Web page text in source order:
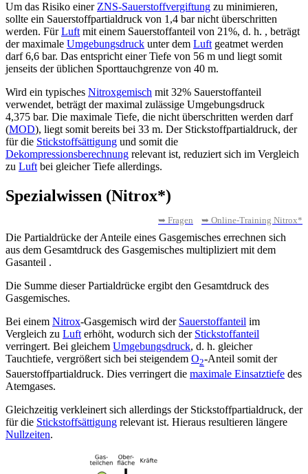
Um das Risiko einerZNS-Sauerstoffvergiftung zu minimieren,
sollte ein Sauerstoffpartialdruck von 1,4 bar nicht überschritten
werden. FürLuftmit einem Sauerstoffanteil von 21%, d. h. , beträgt
der maximale Umgebungsdruck unter dem Luftgeatmet werden
darf 6,6 bar. Das entspricht einer Tiefe von 56 m und liegt somit
jenseits der üblichen Sporttauchgrenze von 40 m.
Wird ein typisches Nitroxgemisch mit 32% Sauerstoffanteil
verwendet, beträgt der maximal zulässige Umgebungsdruck
4,375 bar. Die maximale Tiefe, die nicht überschritten werden darf
(MOD), liegt somit bereits bei 33 m. Der Stickstoffpartialdruck, der
für die Stickstoffsättigung und somit die
Dekompressionsberechnung relevant ist, reduziert sich im Vergleich
zu Luftbei gleicher Tiefe allerdings.
Spezialwissen (Nitrox*)
➥ Fragen ➥ Online-Training Nitrox*
Die Partialdrücke der Anteile eines Gasgemisches errechnen sich
aus dem Gesamtdruck des Gasgemisches multipliziert mit dem
Gasanteil .
Die Summe dieser Partialdrücke ergibt den Gesamtdruck des
Gasgemisches.
Bei einem Nitrox-Gasgemisch wird der Sauerstoffanteil im
Vergleich zu Luft erhöht, wodurch sich der Stickstoffanteil
verringert. Bei gleichem Umgebungsdruck, d. h. gleicher
Tauchtiefe, vergrößert sich bei steigendem O2-Anteil somit der
Sauerstoffpartialdruck. Dies verringert die maximale Einsatztiefe des
Atemgases.
Gleichzeitig verkleinert sich allerdings der Stickstoffpartialdruck, der
für die Stickstoffsättigung relevant ist. Hieraus resultieren längere
Nullzeiten.